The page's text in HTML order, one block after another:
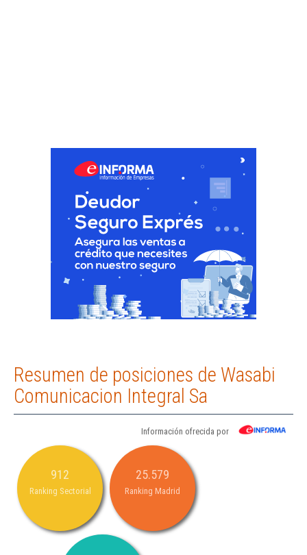
Resumen de posiciones de Wasabi
Comunicacion Integral Sa
Información ofrecida por
912
Ranking Sectorial
25.579
Ranking Madrid